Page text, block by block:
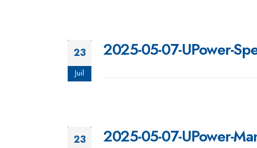
23
Juil
2025-05-07-UPower-
23 2025-05-07-UPower-